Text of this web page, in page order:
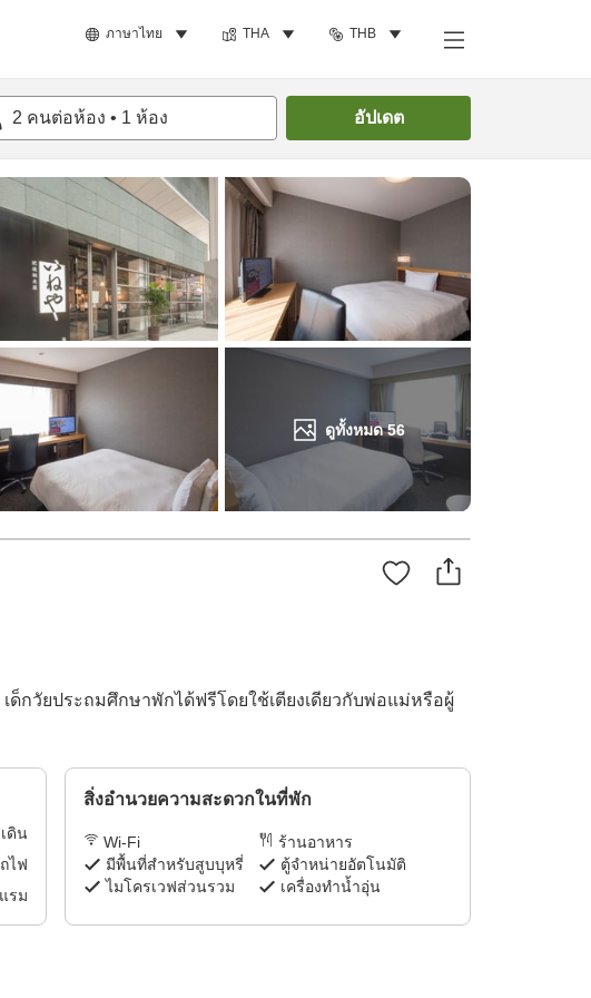
ภาษาไทย THA THB
2 คนต่อห้อง • 1 ห้อง อัปเดต
ดูทั้งหมด56
ค้นหาห้องพัก
กวัยประถมศึกษาพักได้ฟรีโดยใช้เตียงเดียวกับพ่อแม่หรือผู้
ดิน
ไฟ
รม
สิ่งอำนวยความสะดวกในที่พัก
Wi-Fi
ร้านอาหาร
มีพื้นที่สำหรับสูบบุหรี่
ตู้จำหน่ายอัตโนมัติ
ไมโครเวฟส่วนรวม
เครื่องทำน้ำอุ่น